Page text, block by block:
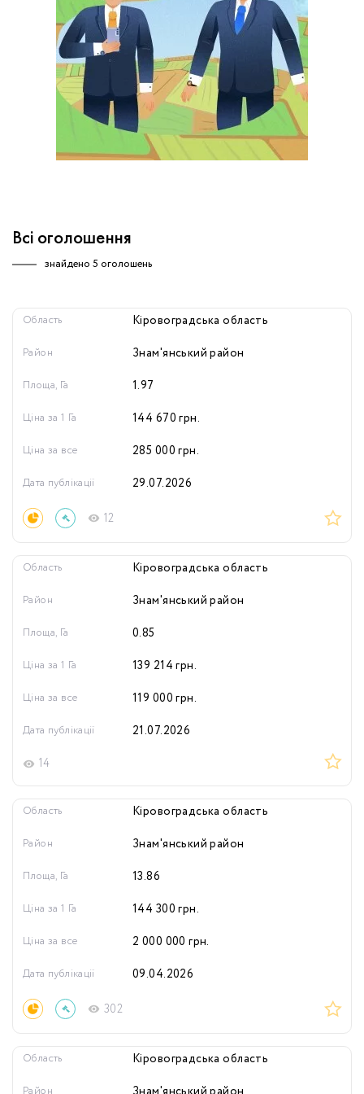
Всі оголошення
знайдено 5 оголошень
Область Кіровоградська область
Район Знам'янський район
Площа, Га 1.97
Ціна за 1 Га 144 670 грн.
Ціна за все 285 000 грн.
12
Дата публікації 29.07.2026
Область Кіровоградська область
Район Знам'янський район
Площа, Га 0.85
Ціна за 1 Га 139 214 грн.
Ціна за все 119 000 грн.
14
Дата публікації 21.07.2026
Область Кіровоградська область
Район Знам'янський район
Площа, Га 13.86
Ціна за 1 Га 144 300 грн.
Ціна за все 2 000 000 грн.
302
Дата публікації 09.04.2026
Область Кіровоградська область
Немає облікового запису?
Зареєструватися
УВІЙТИ
обробку персональних даних.
ЗАМОВИТИ КОНСУЛЬТАЦІЮ